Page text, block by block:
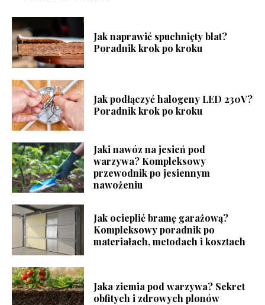
Jak naprawić spuchnięty blat?
Poradnik krok po kroku
Jak podłączyć halogeny LED 230V?
Poradnik krok po kroku
Jaki nawóz na jesień pod
warzywa? Kompleksowy
przewodnik po jesiennym
nawożeniu
Jak ocieplić bramę garażową?
Kompleksowy poradnik po
materiałach, metodach i kosztach
Jaka ziemia pod warzywa? Sekret
obfitych i zdrowych plonów